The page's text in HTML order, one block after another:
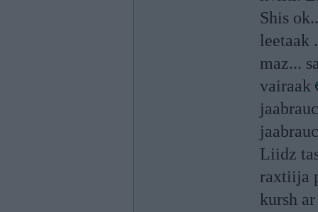
Shis
leetaak
maz...
vairaak
Liidz
raxtiija
kursh